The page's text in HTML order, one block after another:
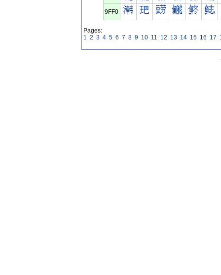
9FF0 鿰 鿱 鿲 鿳 鿴 鿵
Pages:
1 2 3 4 5 6 7 8 9 10 11 12 13 14 15 16 17